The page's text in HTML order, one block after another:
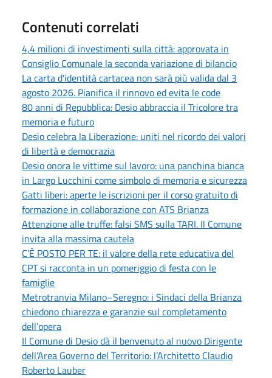
Contenuti correlati
4,4 milioni di investimenti sulla città: approvata in
Consiglio Comunale la seconda variazione di bilancio
La carta d'identità cartacea non sarà più valida dal 3
agosto 2026. Pianifica il rinnovo ed evita le code
80 anni di Repubblica: Desio abbraccia il Tricolore tra
memoria e futuro
Desio celebra la Liberazione: uniti nel ricordo dei valori
di libertà e democrazia
Desio onora le vittime sul lavoro: una panchina bianca
in Largo Lucchini come simbolo di memoria e sicurezza
Gatti liberi: aperte le iscrizioni per il corso gratuito di
formazione in collaborazione con ATS Brianza
Attenzione alle truffe: falsi SMS sulla TARI. Il Comune
invita alla massima cautela
C’È POSTO PER TE: il valore della rete educativa del
CPT si racconta in un pomeriggio di festa con le
famiglie
Metrotranvia Milano–Seregno: i Sindaci della Brianza
chiedono chiarezza e garanzie sul completamento
dell’opera
Il Comune di Desio dà il benvenuto al nuovo Dirigente
dell’Area Governo del Territorio: l’Architetto Claudio
Roberto Lauber